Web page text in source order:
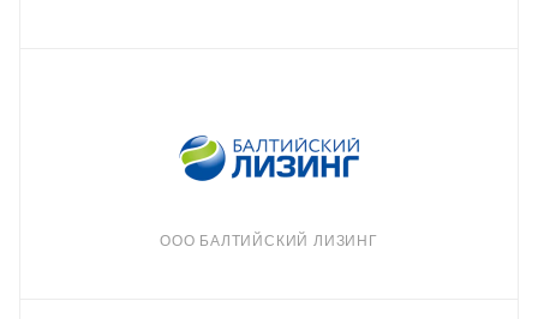
ООО БАЛТИЙСКИЙ ЛИЗИНГ